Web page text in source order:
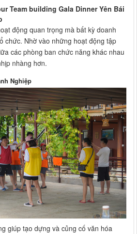
Team building Gala Dinner Yên Bái
động quan trọng mà bất kỳ doanh
chức. Nhờ vào những hoạt động tập
các phòng ban chức năng khác nhau
nhàng hơn.
Nghiệp
giúp tạo dựng và củng cố văn hóa